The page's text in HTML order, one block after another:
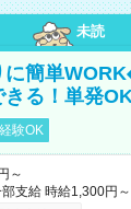
未読
に簡単
きる！単発
験OK
～
・役割により手当あり